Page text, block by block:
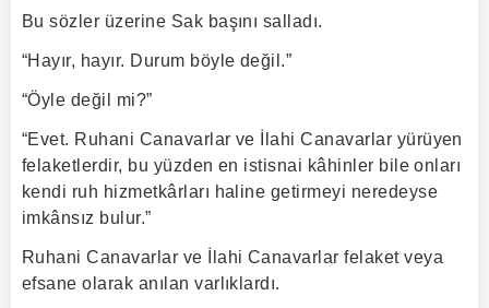
Bu sözler üzerine Sak başını salladı.
“Hayır, hayır. Durum böyle değil.”
“Öyle değil mi?”
“Evet. Ruhani Canavarlar ve İlahi Canavarlar yürüyen
felaketlerdir, bu yüzden en istisnai kâhinler bile onları
kendi ruh hizmetkârları haline getirmeyi neredeyse
imkânsız bulur.”
Ruhani Canavarlar ve İlahi Canavarlar felaket veya
efsane olarak anılan varlıklardı.